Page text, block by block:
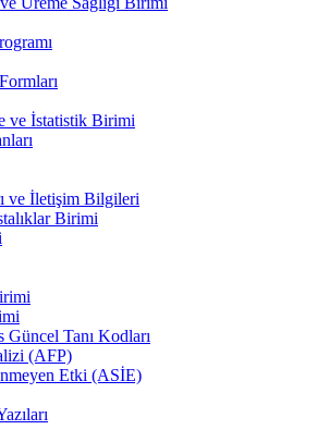
ve İstatistik Birimi
ve İletişim Bilgileri
Birimi
Tanı Kodları
(AFP)
Etki (ASİE)